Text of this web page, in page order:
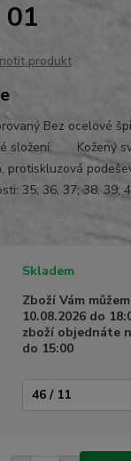
01
produkt
Bez ocelové
složení: Kožený
35; 36; 37; 38; 39;
Skladem
Zboží Vám
10.08.2026 do
zboží objednáte
do 15:00